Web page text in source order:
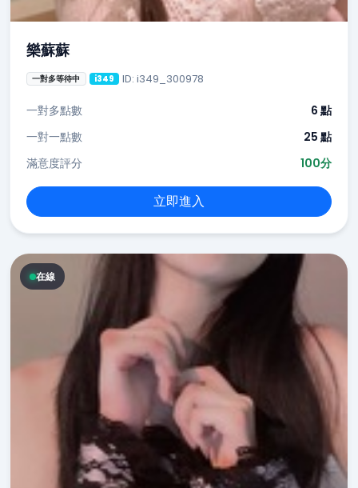
樂蘇蘇
一對多等待中 i349 ID: i349_300978
一對多點數
6 點
一對一點數
25 點
滿意度評分
100分
立即進入
在線